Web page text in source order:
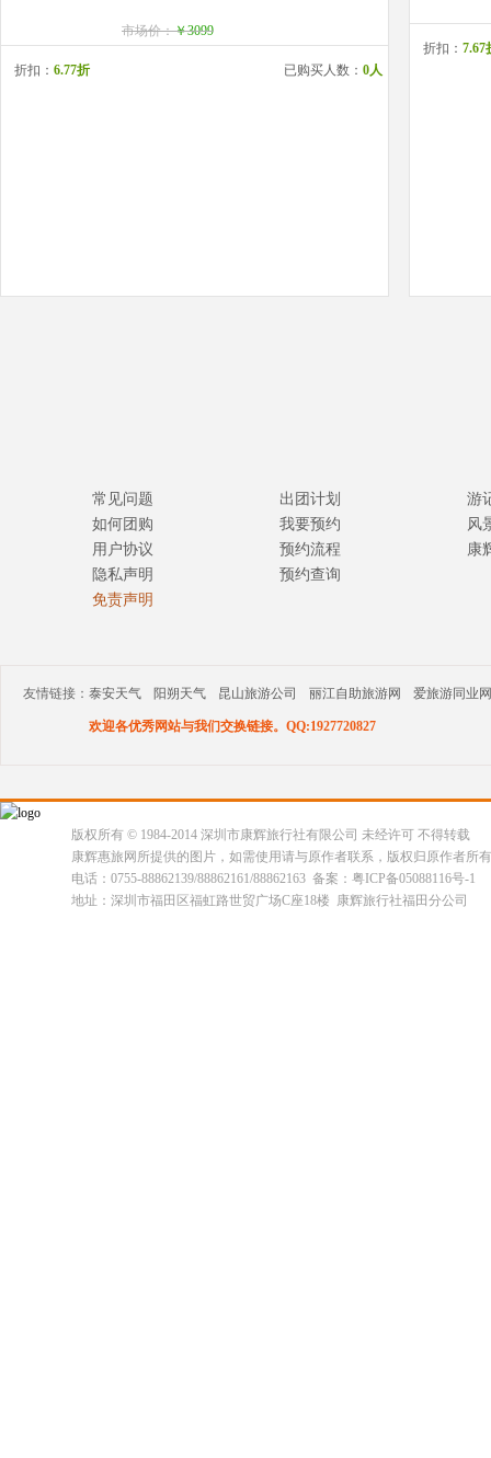
市场价：￥3099
折扣： 6.77折 已购买人数： 0人
折扣： 7.67
常见问题
如何团购
用户协议
隐私声明
免责声明
出团计划
我要预约
预约流程
预约查询
游
风
康
友情链接： 泰安天气 阳朔天气 昆山旅游公司 丽江自助旅游网 爱旅游同业网
欢迎各优秀网站与我们交换链接。QQ:1927720827
版权所有 © 1984-2014 深圳市康辉旅行社有限公司 未经许可 不得转载
康辉惠旅网所提供的图片，如需使用请与原作者联系，版权归原作者所
电话：0755-88862139/88862161/88862163 备案：粤ICP备05088116号-1
地址：深圳市福田区福虹路世贸广场C座18楼 康辉旅行社福田分公司